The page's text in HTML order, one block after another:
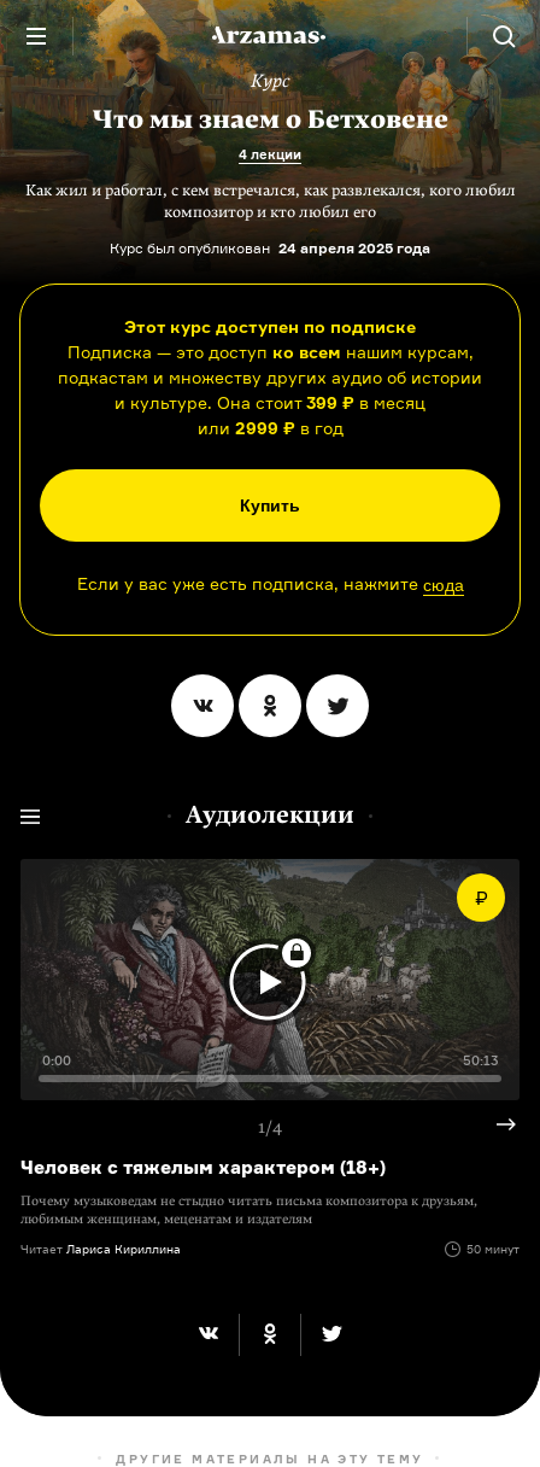
Курс
Что мы знаем о Бетховене
4 лекции
Как жил и работал, с кем встречался, как развлекался, кого любил
композитор и кто любил его
Курс был опубликован 24 апреля 2025 года
Этот курс доступен по подписке
Подписка — это доступ ко всем нашим курсам,
подкастам и множеству других аудио об истории
и культуре. Она стоит399 ₽ в месяц
или 2999 ₽в год
Купить
Если у вас уже есть подписка, нажмите сюда
Аудиолекции
0:00 50:13
1/4
Человек с тяжелым характером (18+)
Почему музыковедам не стыдно читать письма композитора к друзьям,
любимым женщинам, меценатам и издателям
Читает Лариса Кириллина 50 минут
ДРУГИЕ МАТЕРИАЛЫ НА ЭТУ ТЕМУ